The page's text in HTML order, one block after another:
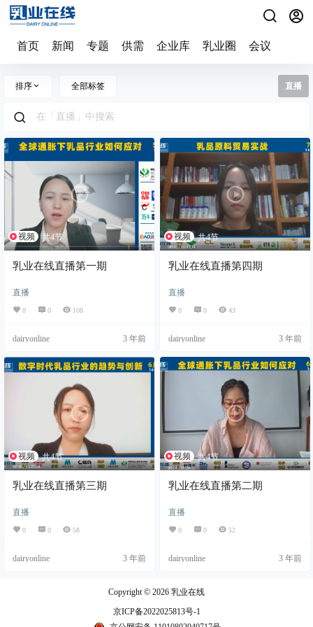
首页 新闻 专题 供需 企业库 乳业圈 会议
排序 全部标签 直播
视频 共4节
乳业在线直播第一期
直播
0 0 108
dairyonline 3 年前
视频 共4节
乳业在线直播第四期
直播
0 0 43
dairyonline 3 年前
视频 共4节
乳业在线直播第三期
直播
0 0 58
dairyonline 3 年前
视频 共4节
乳业在线直播第二期
直播
0 0 52
dairyonline 3 年前
Copyright © 2026 乳业在线
京ICP备2022025813号-1